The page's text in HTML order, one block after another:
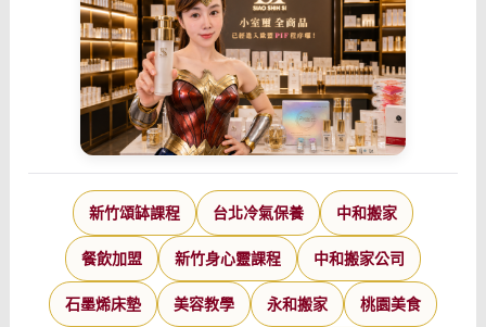
新竹頌缽課程 台北冷氣保養 中和搬家
餐飲加盟 新竹身心靈課程 中和搬家公司
石墨烯床墊 美容教學 永和搬家 桃園美食